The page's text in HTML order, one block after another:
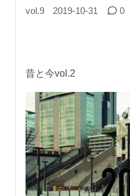
vol.9 2019-10-31 0
昔と今vol.2